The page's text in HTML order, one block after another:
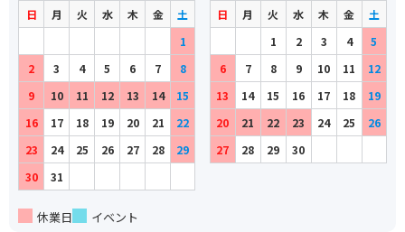
日 月 火 水 木 金
土
1
2
3 4 5 6 7
8
9
10 11 12 13 14
15
16
17 18 19 20 21
22
23
24 25 26 27 28
29
30
31
日 月 火 水 木 金
土
1
2 3 4
5
6
7 8 9 10 11
12
13
14 15 16 17 18
19
20
21 22 23 24 25
26
27
28 29 30
休業日 イベント